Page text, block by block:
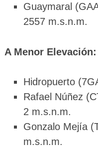
Guaymaral
2557 m.s.n.m.
A Menor Elevación:
Hidropuerto
Rafael Núñez
2 m.s.n.m.
Gonzalo Mejía
m.s.n.m.